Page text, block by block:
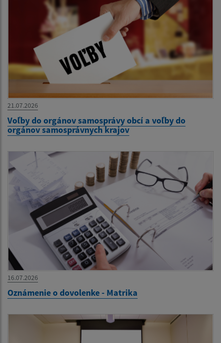
21.07.2026
Voľby do orgánov samosprávy obcí a voľby do
orgánov samosprávnych krajov
16.07.2026
Oznámenie o dovolenke - Matrika